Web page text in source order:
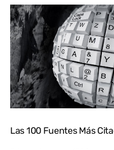
Las 100 Fuentes Más